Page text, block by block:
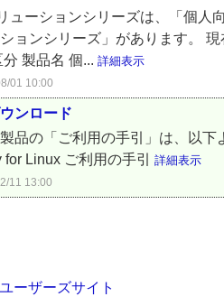
ューションシリーズは、「個
ョンシリーズ」があります。
製品名 個... 詳細表示
01 10:00
ンロード
品の「ご利用の手引」は、以
Linux ご利用の手引 詳細表示
11 13:00